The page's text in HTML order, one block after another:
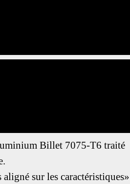
Billet 7075-T6 traité
sur les